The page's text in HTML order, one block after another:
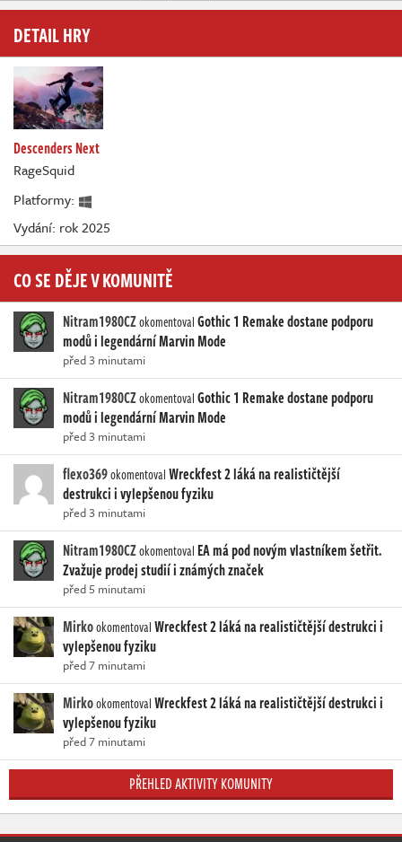
DETAIL HRY
Descenders Next
RageSquid
Platformy:
Vydání: rok 2025
CO SE DĚJE V KOMUNITĚ
Nitram1980CZokomentovalGothic 1 Remake dostane podporu
modů i legendární Marvin Mode
před 3 minutami
Nitram1980CZokomentovalGothic 1 Remake dostane podporu
modů i legendární Marvin Mode
před 3 minutami
flexo369okomentovalWreckfest 2 láká na realističtější
destrukci i vylepšenou fyziku
před 3 minutami
Nitram1980CZokomentoval EA má pod novým vlastníkem šetřit.
Zvažuje prodej studií i známých značek
před 5 minutami
MirkookomentovalWreckfest 2 láká na realističtější destrukci i
vylepšenou fyziku
před 7 minutami
MirkookomentovalWreckfest 2 láká na realističtější destrukci i
vylepšenou fyziku
před 7 minutami
PŘEHLED AKTIVITY KOMUNITY